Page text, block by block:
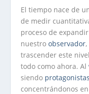
El tiempo nace de
de medir
proceso de
nuestroobservador
trascender este
todo como ahora. Al
siendo protagonistas
concentrándonos